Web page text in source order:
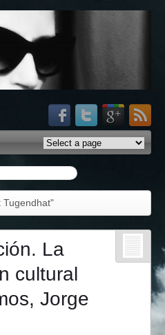
Tugendhat"
La
cultural
Jorge